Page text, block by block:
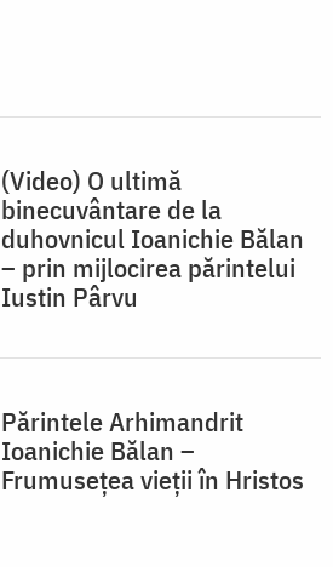
(Video) O ultimă
binecuvântare de la
duhovnicul Ioanichie Bălan
– prin mijlocirea părintelui
Iustin Pârvu
Părintele Arhimandrit
Ioanichie Bălan –
Frumusețea vieții în Hristos